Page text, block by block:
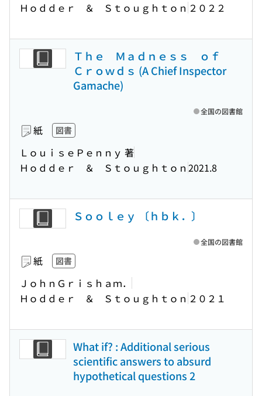
Ｈｏｄｄｅｒ ＆ Ｓｔｏｕｇｈｔｏｎ ２０２２
Ｔｈｅ Ｍａｄｎｅｓｓ ｏｆ
Ｃｒｏｗｄｓ (A Chief Inspector
Gamache)
紙 図書
ＬｏｕｉｓｅＰｅｎｎｙ 著
Ｈｏｄｄｅｒ ＆ Ｓｔｏｕｇｈｔｏｎ 2021.8
全国の図書館
Ｓｏｏｌｅｙ 〔ｈｂｋ．〕
紙 図書
ＪｏｈｎＧｒｉｓｈａｍ．
Ｈｏｄｄｅｒ ＆ Ｓｔｏｕｇｈｔｏｎ ２０２１
全国の図書館
What if? : Additional serious
scientific answers to absurd
hypothetical questions 2